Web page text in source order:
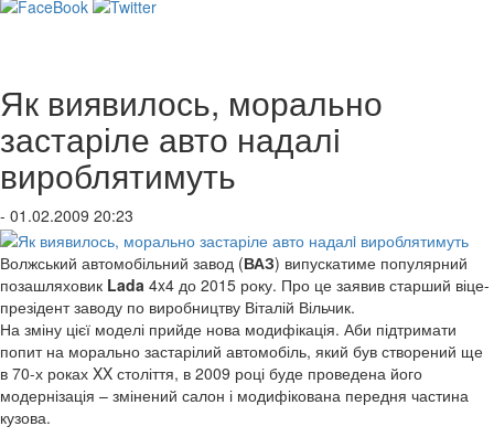
Як виявилось, морально
застаріле авто надалi
вироблятимуть
- 01.02.2009 20:23
Волжський автомобільний завод (ВАЗ) випускатиме популярний
позашляховик Lada 4x4 до 2015 року. Про це заявив старший віце-
презідент заводу по виробництву Віталій Вільчик.
На зміну цієї моделі прийде нова модифікація. Аби підтримати
попит на морально застарілий автомобіль, який був створений ще
в 70-х роках XX століття, в 2009 році буде проведена його
модернізація – змінений салон і модифікована передня частина
кузова.